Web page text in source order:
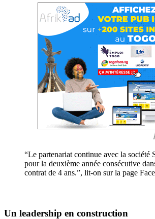
“Le partenariat continue avec la société
pour la deuxième année consécutive
contrat de 4 ans.”, lit-on sur la page
Un leadership en construction